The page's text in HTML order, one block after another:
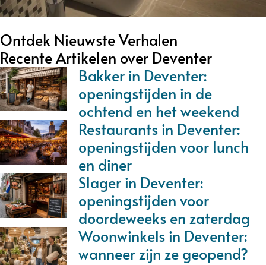
Ontdek Nieuwste Verhalen
Recente Artikelen over Deventer
Bakker in Deventer:
openingstijden in de
ochtend en het weekend
Restaurants in Deventer:
openingstijden voor lunch
en diner
Slager in Deventer:
openingstijden voor
doordeweeks en zaterdag
Woonwinkels in Deventer:
wanneer zijn ze geopend?